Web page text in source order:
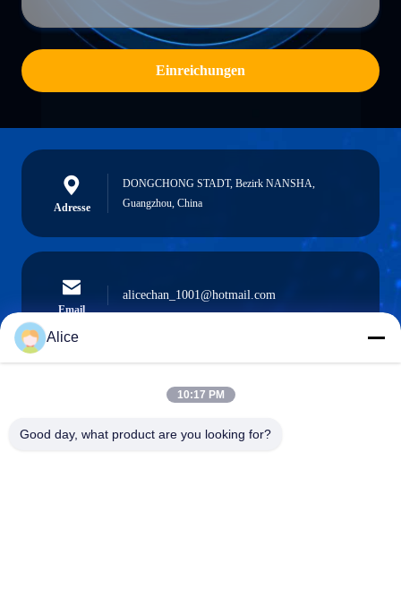
Einreichungen
Adresse
DONGCHONG STADT, Bezirk NANSHA,
Guangzhou, China
Email
alicechan_1001@hotmail.com
0086-15914233525
Alice
10:17 PM
Good day, what product are you looking for?